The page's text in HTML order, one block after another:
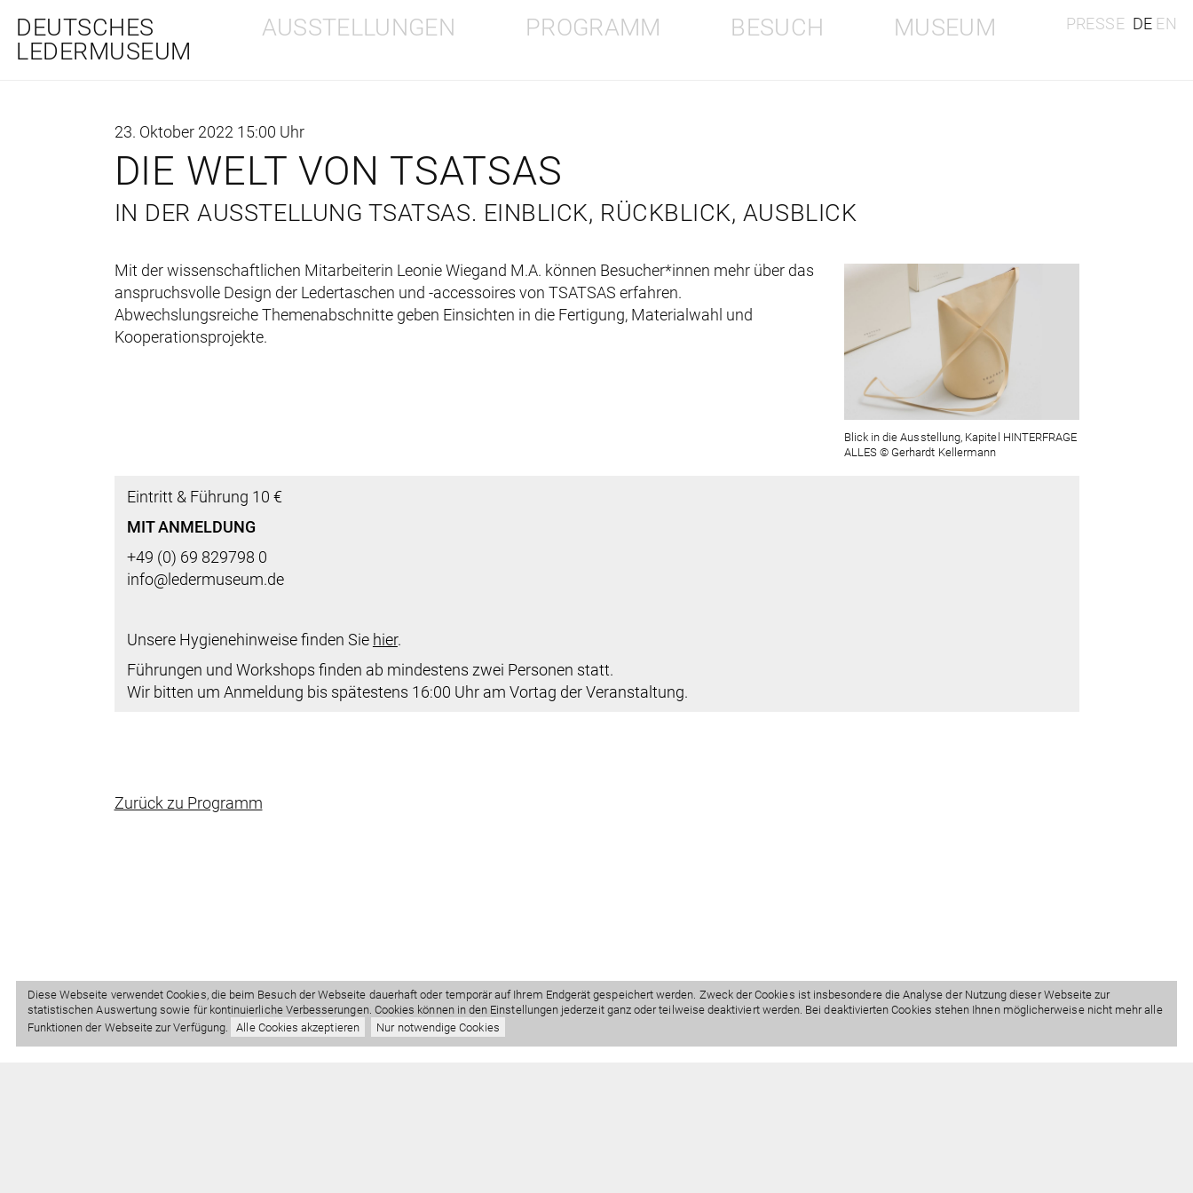
DEUTSCHES
LEDERMUSEUM
AUSSTELLUNGEN PROGRAMM BESUCH MUSEUM PRESSE DE EN
23. Oktober 2022 15:00 Uhr
DIE WELT VON TSATSAS
IN DER AUSSTELLUNG TSATSAS. EINBLICK, RÜCKBLICK, AUSBLICK
Blick in die Ausstellung, Kapitel HINTERFRAGE
ALLES © Gerhardt Kellermann
Mit der wissenschaftlichen Mitarbeiterin Leonie Wiegand M.A. können Besucher*innen mehr über das
anspruchsvolle Design der Ledertaschen und -accessoires von TSATSAS erfahren.
Abwechslungsreiche Themenabschnitte geben Einsichten in die Fertigung, Materialwahl und
Kooperationsprojekte.
Eintritt & Führung 10 €
MIT ANMELDUNG
+49 (0) 69 829798 0
info@ledermuseum.de
Unsere Hygienehinweise finden Sie hier.
Führungen und Workshops finden ab mindestens zwei Personen statt.
Wir bitten um Anmeldung bis spätestens 16:00 Uhr am Vortag der Veranstaltung.
Zurück zu Programm
Diese Webseite verwendet Cookies, die beim Besuch der Webseite dauerhaft oder temporär auf Ihrem Endgerät gespeichert werden. Zweck der Cookies ist insbesondere die Analyse der Nutzung dieser Webseite zur
statistischen Auswertung sowie für kontinuierliche Verbesserungen. Cookies können in den Einstellungen jederzeit ganz oder teilweise deaktiviert werden. Bei deaktivierten Cookies stehen Ihnen möglicherweise nicht mehr alle
Funktionen der Webseite zur Verfügung.
Alle Cookies akzeptieren Nur notwendige Cookies